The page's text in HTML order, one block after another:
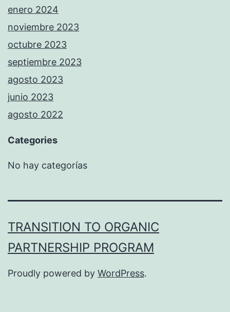
enero 2024
noviembre 2023
octubre 2023
septiembre 2023
agosto 2023
junio 2023
agosto 2022
Categories
No hay categorías
TRANSITION TO ORGANIC
PARTNERSHIP PROGRAM
Proudly powered by WordPress.